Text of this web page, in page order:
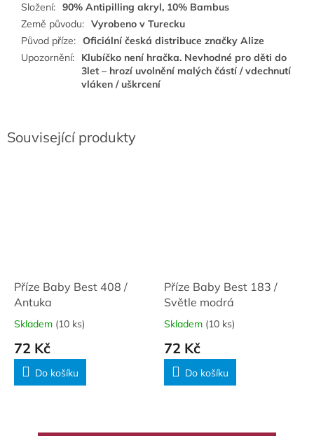
Související produkty
Příze Baby Best 408 /
Antuka
Skladem (10 ks)
72 Kč
Do košíku
Příze Baby Best 183 /
Světle modrá
Skladem (10 ks)
72 Kč
Do košíku
Složení: 90% Antipilling akryl, 10% Bambus
Země původu: Vyrobeno v Turecku
Původ příze: Oficiální česká distribuce značky Alize
Upozornění:
Klubíčko není hračka. Nevhodné pro děti do
3let – hrozí uvolnění malých částí / vdechnutí
vláken / uškrcení